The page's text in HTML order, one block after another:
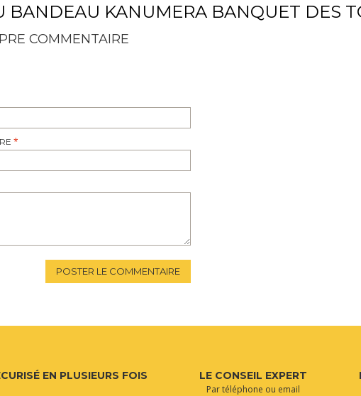
BANDEAU KANUMERA BANQUET DES
COMMENTAIRE
POSTER LE COMMENTAIRE
EN PLUSIEURS FOIS LE CONSEIL EXPERT
Par téléphone ou email